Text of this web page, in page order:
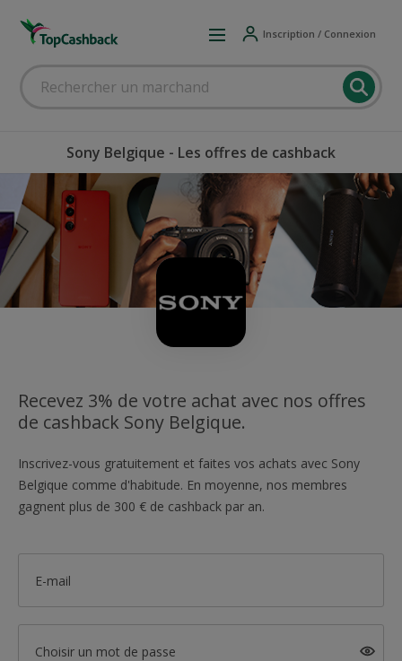
Inscription / Connexion
Sony Belgique - Les offres de cashback
Recevez 3% de votre achat avec nos offres
de cashback Sony Belgique.
Inscrivez-vous gratuitement et faites vos achats avec Sony
Belgique comme d'habitude. En moyenne, nos membres
gagnent plus de 300 € de cashback par an.
E-mail
Choisir un mot de passe